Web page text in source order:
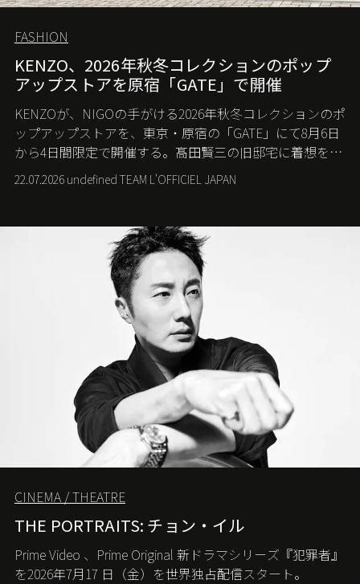
FASHION
KENZO、2026年秋冬コレクションのポップ
アップストアを原宿「GATE」で開催
KENZOが、NIGOの手がける2026年秋冬コレクションのポ
ップアップストアを、東京・原宿の「GATE」にて8月6日
から4日間限定で開催する。髙田賢三の旧邸宅に着想を得
た空間で、メゾンのヘリテージと遊び心が交差する最新
コレクションを紹介。
22.07.2026 undefined TEAM L'OFFICIEL JAPAN
CINEMA / THEATRE
THE PORTRAITS: チョン・イル
Prime Video 、 Prime Original 新ドラマシリーズ『犯罪者』
を2026年7月17 日（金）を世界独占配信スタート。